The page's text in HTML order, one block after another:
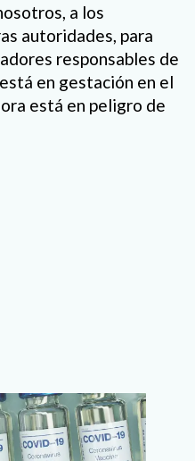
a los
autoridades, para
responsables de
en gestación en el
está en peligro de